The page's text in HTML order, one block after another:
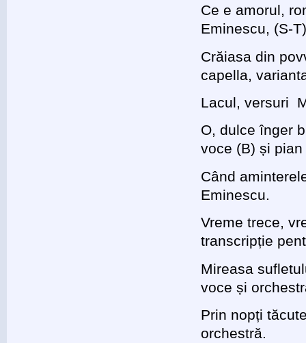
Ce e amorul,
Eminescu, (S-
Crăiasa din
capella,
Lacul, versuri
O, dulce înger
voce (B) și
Când
Eminescu.
Vreme trece,
transcripție
Mireasa
voce și
Prin nopți
orchestră.